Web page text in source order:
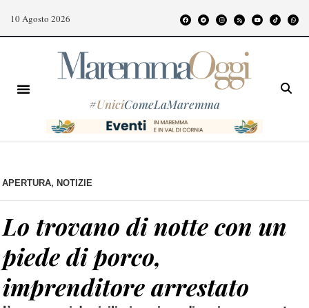
10 Agosto 2026
#UniciComeLaMaremma
APERTURA, NOTIZIE
Lo trovano di notte con un
piede di porco,
imprenditore arrestato